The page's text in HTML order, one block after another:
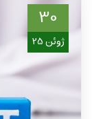
30
ژوئن 25